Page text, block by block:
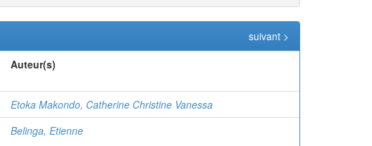
suivant >
Auteur(s)
Etoka Makondo, Catherine Christine Vanessa
Belinga, Etienne